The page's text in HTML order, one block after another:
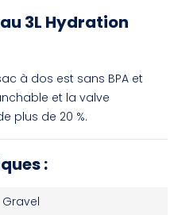
3L Hydration
à dos est sans BPA et
et la valve
plus de 20 %.
:
Gravel